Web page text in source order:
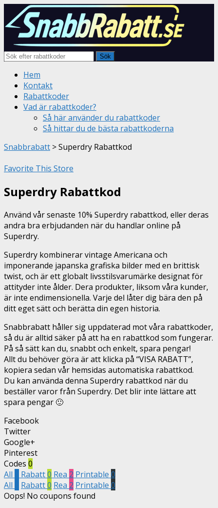
Sök
Skip
content
Hem
Kontakt
Rabattkoder
Vad är rabattkoder?
Så här använder du rabattkoder
Så hittar du de bästa rabattkoderna
Snabbrabatt >Superdry Rabattkod
Favorite This Store
Superdry Rabattkod
Använd vår senaste 10% Superdry rabattkod, eller deras
andra bra erbjudanden när du handlar online på
Superdry.
Superdry kombinerar vintage Americana och
imponerande japanska grafiska bilder med en brittisk
twist, och är ett globalt livsstilsvarumärke designat för
attityder inte ålder. Dera produkter, liksom våra kunder,
är inte endimensionella. Varje del låter dig bära den på
ditt eget sätt och berätta din egen historia.
Snabbrabatt håller sig uppdaterad mot våra rabattkoder,
så du är alltid säker på att ha en rabattkod som fungerar.
På så sätt kan du, snabbt och enkelt, spara pengar!
Allt du behöver göra är att klicka på “VISA RABATT”,
kopiera sedan vår hemsidas automatiska rabattkod.
Du kan använda denna Superdry rabattkod när du
beställer varor från Superdry. Det blir inte lättare att
spara pengar 🙂
Facebook
Twitter
Google+
Pinterest
Codes 0
All
Rabatt0 Rea 2 Printable 0
All
Rabatt0 Rea 2 Printable 0
Oops! No coupons found